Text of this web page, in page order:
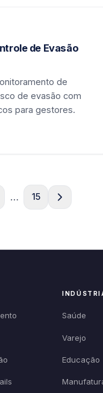
de Evasão
de
de evasão com
para gestores.
… 15
Saúde
Varejo
Educação